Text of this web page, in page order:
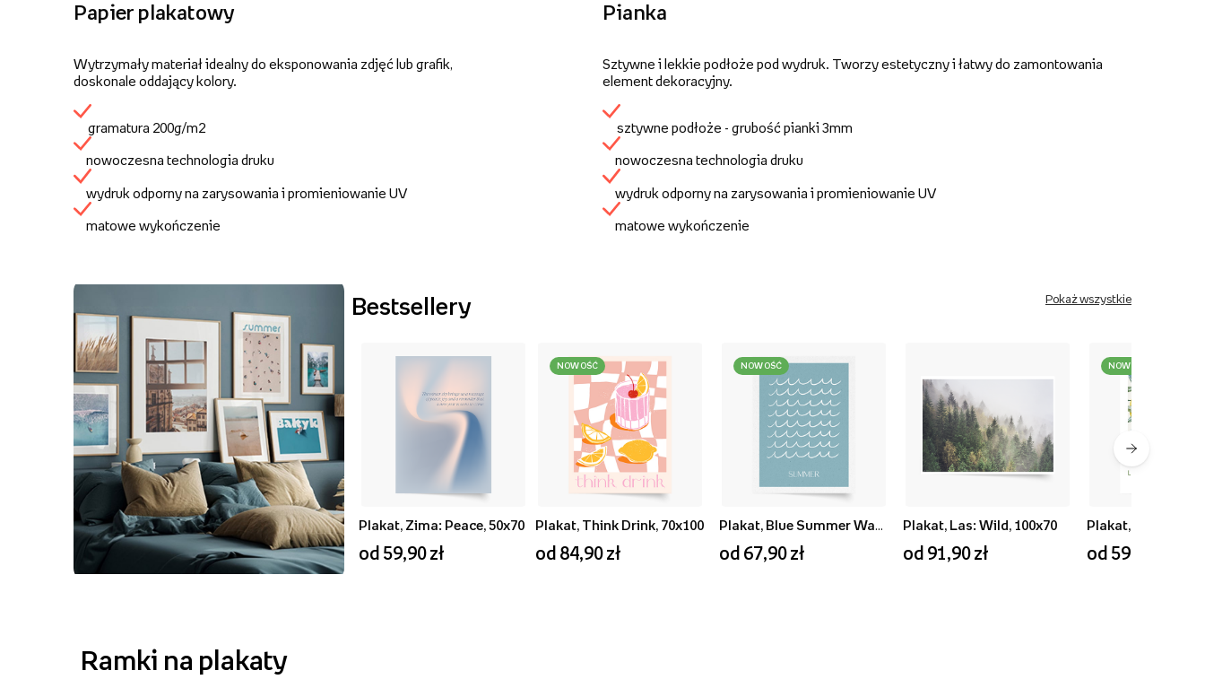
Papier plakatowy
Wytrzymały materiał idealny do eksponowania zdjęć lub grafik,
doskonale oddający kolory.
gramatura 200g/m2
nowoczesna technologia druku
wydruk odporny na zarysowania i promieniowanie UV
matowe wykończenie
Pianka
Sztywne i lekkie podłoże pod wydruk. Tworzy estetyczny i łatwy do zamontowania
element dekoracyjny.
sztywne podłoże - grubość pianki 3mm
nowoczesna technologia druku
wydruk odporny na zarysowania i promieniowanie UV
matowe wykończenie
Bestsellery Pokaż wszystkie
Plakat, Zima: Peace, 50x70
od 59,90 zł
NOWOŚĆ
Plakat, Think Drink, 70x100
od 84,90 zł
NOWOŚĆ
od 67,90 zł
Plakat, Las: Wild, 100x70
od 91,90 zł
NOWOŚĆ
od 59,90 zł
Ramki na plakaty